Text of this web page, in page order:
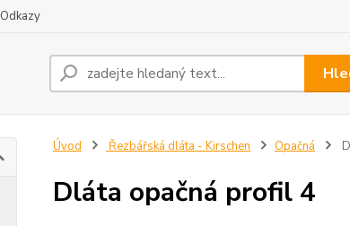
Odkazy
Úvod Řezbářská dláta - Kirschen Opačná
Dláta opačná profil 4